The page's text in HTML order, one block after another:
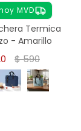
MVD
Termica
- Amarillo
$590